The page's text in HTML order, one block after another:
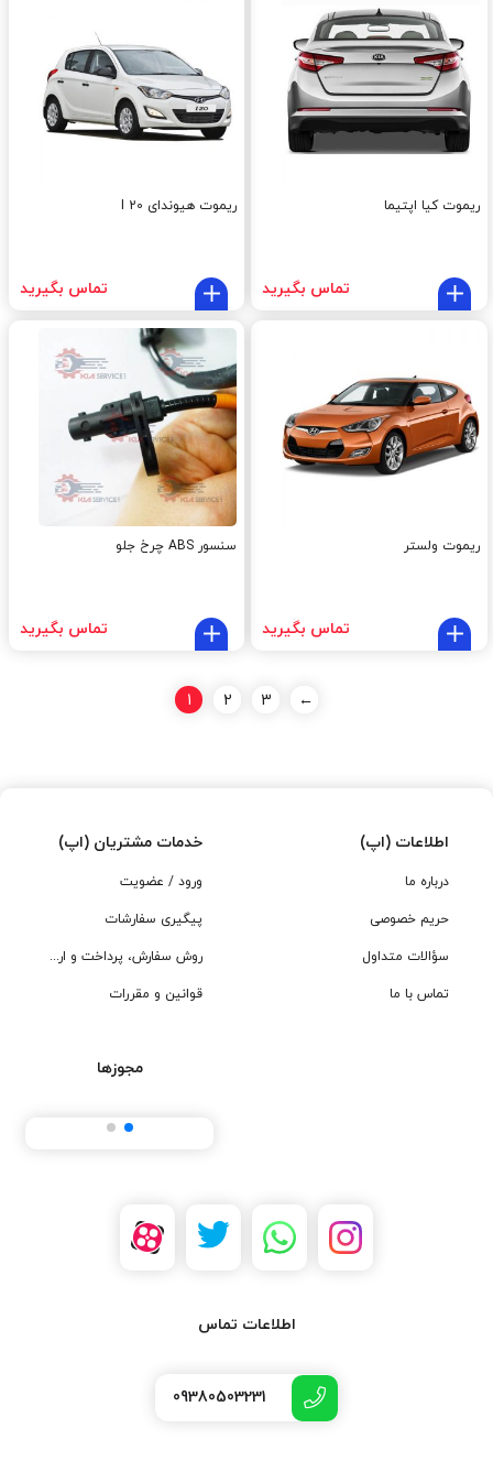
ریموت کیا اپتیما
تماس بگیرید
ریموت هیوندای I 20
تماس بگیرید
ریموت ولستر
تماس بگیرید
سنسور ABS چرخ جلو
تماس بگیرید
1 2 3 ←
اطلاعات (اپ)
درباره ما
حریم خصوصی
سؤالات متداول
تماس با ما
خدمات مشتریان (اپ)
ورود / عضویت
پیگیری سفارشات
روش سفارش، پرداخت و ارسال
قوانین و مقررات
مجوزها
اطلاعات تماس
09380503231